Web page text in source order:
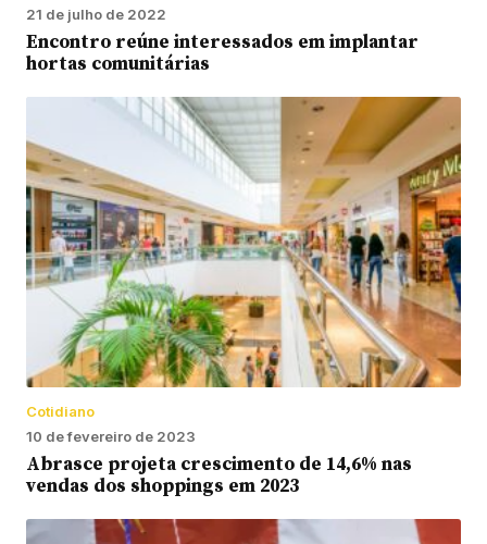
21 de julho de 2022
Encontro reúne interessados em implantar
hortas comunitárias
Cotidiano
10 de fevereiro de 2023
Abrasce projeta crescimento de 14,6% nas
vendas dos shoppings em 2023